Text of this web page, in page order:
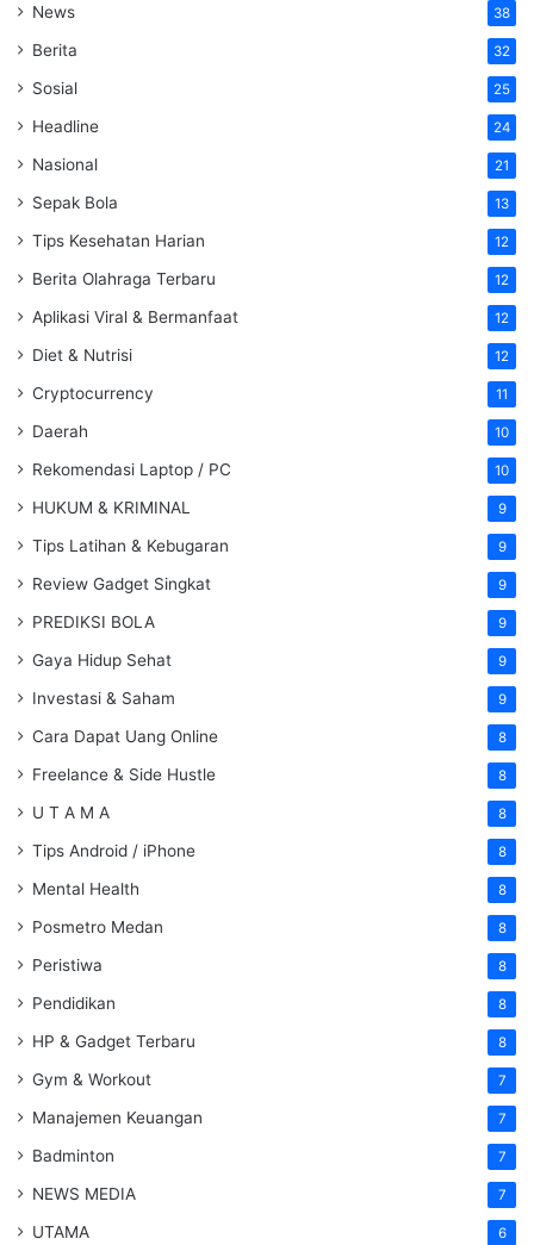
News 38
Berita 32
Sosial 25
Headline 24
Nasional 21
Sepak Bola 13
Tips Kesehatan Harian 12
Berita Olahraga Terbaru 12
Aplikasi Viral & Bermanfaat 12
Diet & Nutrisi 12
Cryptocurrency 11
Daerah 10
Rekomendasi Laptop / PC 10
HUKUM & KRIMINAL 9
Tips Latihan & Kebugaran 9
Review Gadget Singkat 9
PREDIKSI BOLA 9
Gaya Hidup Sehat 9
Investasi & Saham 9
Cara Dapat Uang Online 8
Freelance & Side Hustle 8
U T A M A 8
Tips Android / iPhone 8
Mental Health 8
Posmetro Medan 8
Peristiwa 8
Pendidikan 8
HP & Gadget Terbaru 8
Gym & Workout 7
Manajemen Keuangan 7
Badminton 7
NEWS MEDIA 7
UTAMA 6